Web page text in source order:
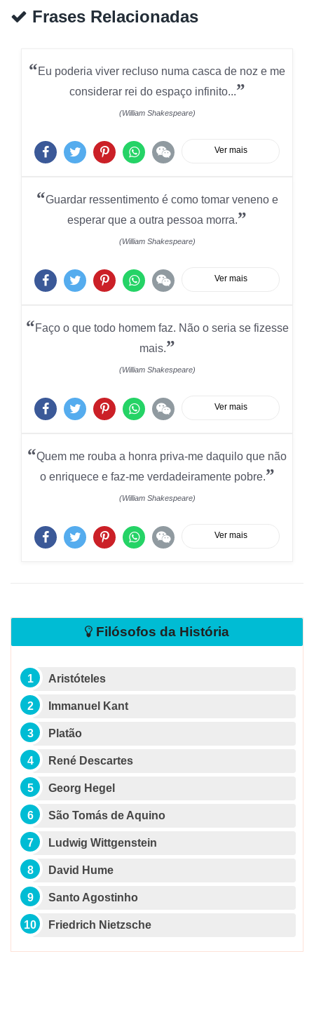
Frases Relacionadas
“Eu poderia viver recluso numa casca de noz e me
considerar rei do espaço infinito...”
(William Shakespeare)
Ver mais
“Guardar ressentimento é como tomar veneno e
esperar que a outra pessoa morra.”
(William Shakespeare)
Ver mais
“Faço o que todo homem faz. Não o seria se fizesse
mais.”
(William Shakespeare)
Ver mais
“Quem me rouba a honra priva-me daquilo que não
o enriquece e faz-me verdadeiramente pobre.”
(William Shakespeare)
Ver mais
Filósofos da História
Aristóteles
Immanuel Kant
Platão
René Descartes
Georg Hegel
São Tomás de Aquino
Ludwig Wittgenstein
David Hume
Santo Agostinho
Friedrich Nietzsche